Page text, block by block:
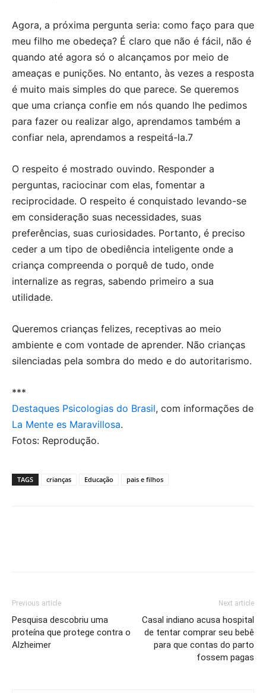
Agora, a próxima pergunta seria: como faço para que
meu filho me obedeça? É claro que não é fácil, não é
quando até agora só o alcançamos por meio de
ameaças e punições. No entanto, às vezes a resposta
é muito mais simples do que parece. Se queremos
que uma criança confie em nós quando lhe pedimos
para fazer ou realizar algo, aprendamos também a
confiar nela, aprendamos a respeitá-la.7
O respeito é mostrado ouvindo. Responder a
perguntas, raciocinar com elas, fomentar a
reciprocidade. O respeito é conquistado levando-se
em consideração suas necessidades, suas
preferências, suas curiosidades. Portanto, é preciso
ceder a um tipo de obediência inteligente onde a
criança compreenda o porquê de tudo, onde
internalize as regras, sabendo primeiro a sua
utilidade.
Queremos crianças felizes, receptivas ao meio
ambiente e com vontade de aprender. Não crianças
silenciadas pela sombra do medo e do autoritarismo.
***
Destaques Psicologias do Brasil, com informações de
La Mente es Maravillosa.
Fotos: Reprodução.
TAGS crianças Educação pais e filhos
Previous article
Pesquisa descobriu uma
proteína que protege contra o
Alzheimer
Next article
Casal indiano acusa hospital
de tentar comprar seu bebê
para que contas do parto
fossem pagas